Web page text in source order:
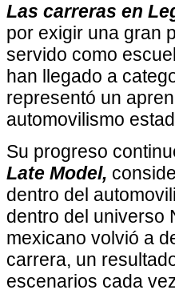
Las carreras en
por exigir una gran
servido como
han llegado a
representó un
automovilismo
Su progreso
Late Model,
dentro del
dentro del universo
mexicano volvió a
carrera, un
escenarios cada